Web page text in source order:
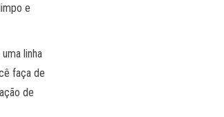
e
linha
faça de
de